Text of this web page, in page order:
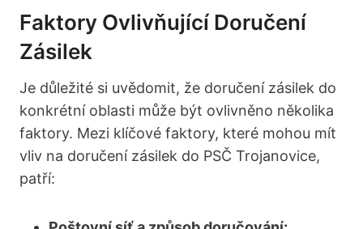
Faktory Ovlivňující Doručení
Zásilek
Je důležité si uvědomit, že doručení zásilek do
konkrétní oblasti může být ovlivněno několika
faktory. Mezi klíčové faktory, které mohou mít
vliv na doručení zásilek do PSČ Trojanovice,
patří: